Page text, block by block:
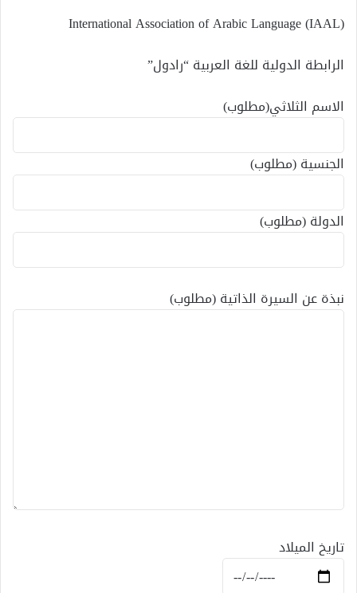
International Association of Arabic Language (IAAL)
الرابطة الدولية للغة العربية “رادول”
الاسم الثلاثي(مطلوب)
الجنسية (مطلوب)
الدولة (مطلوب)
نبذة عن السيرة الذاتية (مطلوب)
تاريخ الميلاد